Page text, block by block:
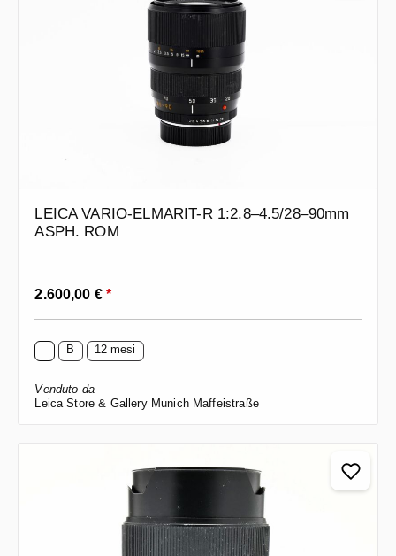
LEICA VARIO-ELMARIT-R 1:2.8–4.5/28–90mm
ASPH. ROM
Prezzo normale:
2.600,00 €*
B 12 mesi
Venduto da
Leica Store & Gallery Munich Maffeistraße